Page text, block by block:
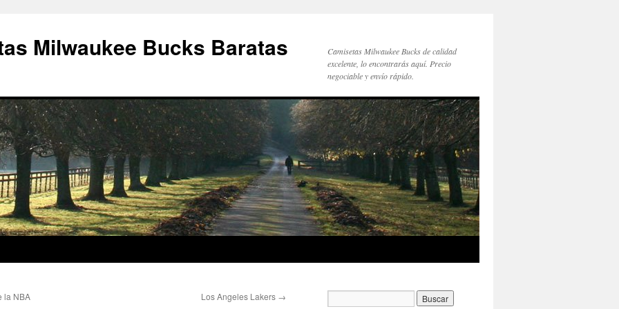
Milwaukee Bucks Baratas
Camisetas Milwaukee Bucks de calidad
excelente, lo encontrarás aquí. Precio
negociable y envío rápido.
la NBA Los Angeles Lakers →